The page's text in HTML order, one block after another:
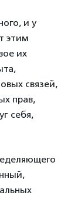
и у
этим
их
связей,
прав,
себя,